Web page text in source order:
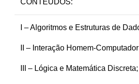
CONTEÚDOS:
I – Algoritmos e Estruturas de
II – Interação Homem-
III – Lógica e Matemática Discreta;